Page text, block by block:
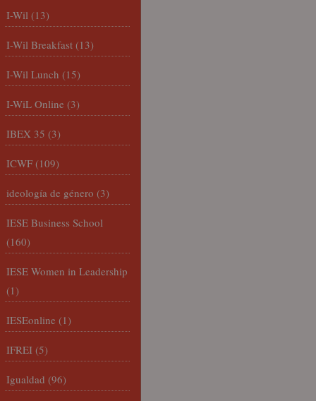
I-Wil (13)
I-Wil Breakfast (13)
I-Wil Lunch (15)
I-WiL Online (3)
IBEX 35 (3)
ICWF (109)
ideología de género (3)
IESE Business School
(160)
IESE Women in Leadership
(1)
IESEonline (1)
IFREI (5)
Igualdad (96)